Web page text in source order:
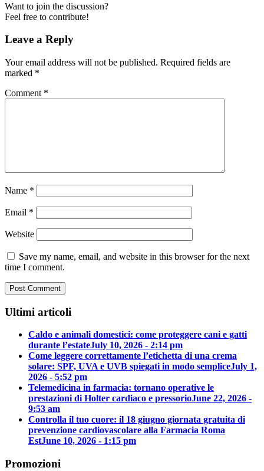
Want to join the discussion?
Feel free to contribute!
Leave a Reply
Your email address will not be published. Required fields are
marked *
Comment *
Name *
Email *
Website
Save my name, email, and website in this browser for the next
time I comment.
Ultimi articoli
Caldo e animali domestici: come proteggere cani e gatti
durante l’estateJuly 10, 2026 - 2:14 pm
Come leggere correttamente l’etichetta di una crema
solare: SPF, UVA e UVB spiegati in modo sempliceJuly 1,
2026 - 5:52 pm
Telemedicina in farmacia: tornano operative le
prestazioni di Holter cardiaco e pressorioJune 22, 2026 -
9:53 am
Controlla il tuo cuore: il 18 giugno giornata gratuita di
prevenzione cardiovascolare alla Farmacia Roma
EstJune 10, 2026 - 1:15 pm
Promozioni